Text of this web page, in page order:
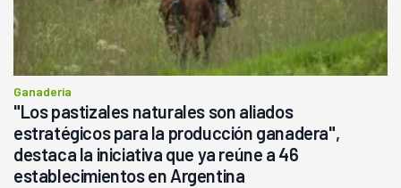
Ganadería
"Los pastizales naturales son aliados
estratégicos para la producción ganadera",
destaca la iniciativa que ya reúne a 46
establecimientos en Argentina